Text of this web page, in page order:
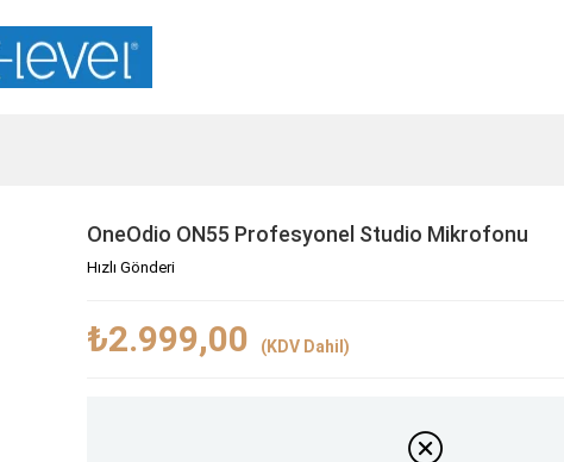
OneOdio ON55 Profesyonel Studio Mikrofonu
Hızlı Gönderi
₺2.999,00 (KDV Dahil)